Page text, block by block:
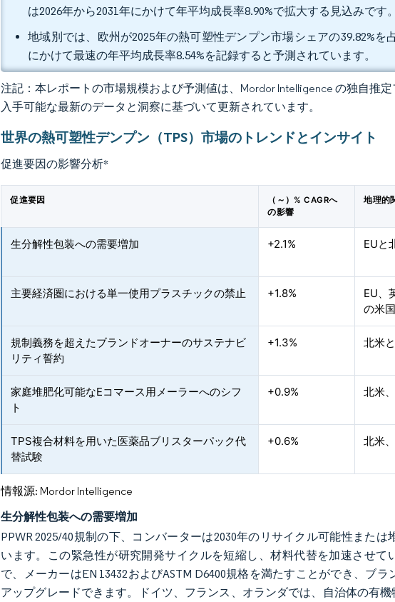
は2026年から2031年にかけて年平均成長率8.90%で拡大する見込みです。
地域別では、欧州が2025年の熱可塑性デンプン市場シェアの39.82%
にかけて最速の年平均成長率8.54%を記録すると予測されています。
注記：本レポートの市場規模および予測値は、Mordor Intelligence の独自推
入手可能な最新のデータと洞察に基づいて更新されています。
世界の熱可塑性デンプン（TPS）市場のトレンドとインサイト
促進要因の影響分析*
促進要因
（～）% CAGRへ
の影響
地理的
生分解性包装への需要増加 +2.1% EUと
主要経済圏における単一使用プラスチックの禁止 +1.8%
EU、
の米
規制義務を超えたブランドオーナーのサステナビ
リティ誓約
+1.3% 北米
家庭堆肥化可能なEコマース用メーラーへのシフ
ト
+0.9% 北米
TPS複合材料を用いた医薬品ブリスターパック代
替試験
+0.6% 北米
情報源: Mordor Intelligence
生分解性包装への需要増加
PPWR 2025/40規制の下、コンバーターは2030年のリサイクル可能性また
います。この緊急性が研究開発サイクルを短縮し、材料代替を加速させて
で、メーカーはEN 13432およびASTM D6400規格を満たすことができ、ブ
アップグレードできます。ドイツ、フランス、オランダでは、自治体の有